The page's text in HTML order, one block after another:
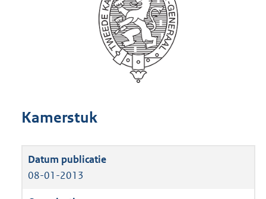
Kamerstuk
08-01-2013